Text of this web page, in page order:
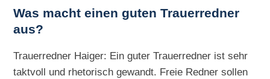
Was macht einen guten Trauerredner
aus?
Trauerredner Haiger: Ein guter Trauerredner ist sehr
taktvoll und rhetorisch gewandt. Freie Redner sollen